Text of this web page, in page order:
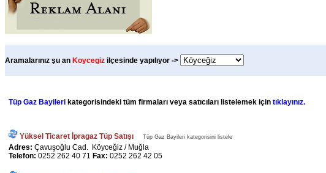
Aramalarınız şu an Koycegiz ilçesinde yapılıyor ->
Tüp Gaz Bayileri kategorisindeki tüm firmaları veya satıcıları listelemek için tıklayınız.
Yüksel Ticaret İpragaz Tüp Satışı Tüp Gaz Bayileri kategorisini listele
Adres: Çavuşoğlu Cad. Köyceğiz / Muğla
Telefon: 0252 262 40 71 Fax: 0252 262 42 05